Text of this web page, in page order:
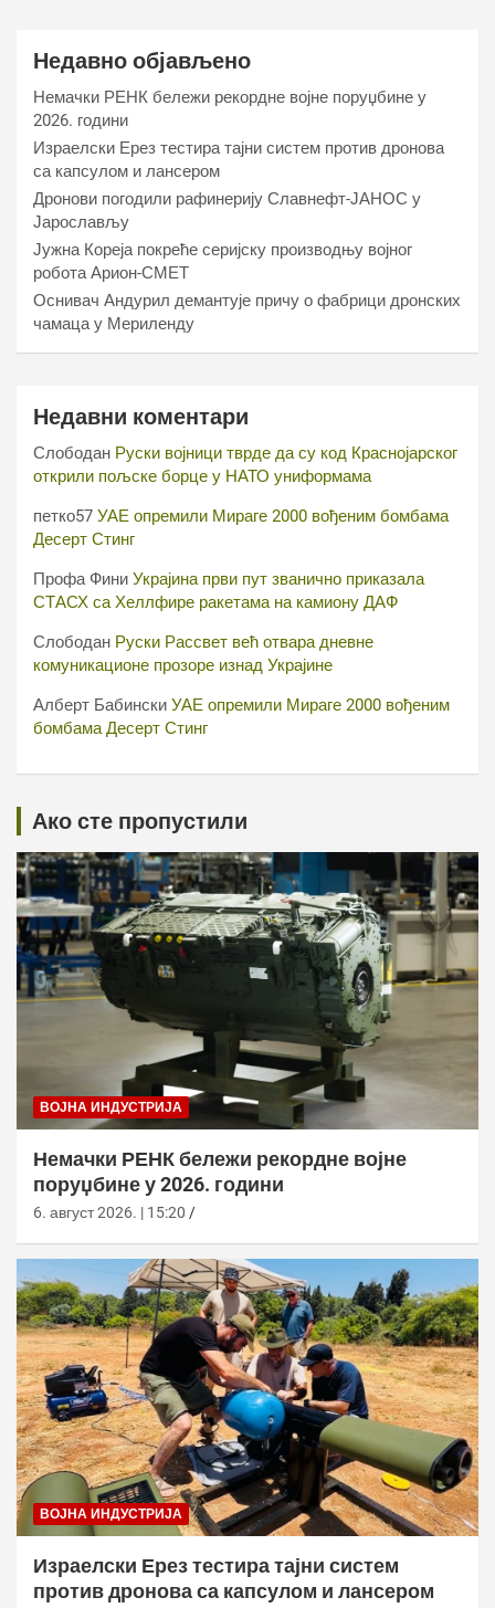
Недавно објављено
Немачки РЕНК бележи рекордне војне поруџбине у
2026. години
Израелски Ерез тестира тајни систем против дронова
са капсулом и лансером
Дронови погодили рафинерију Славнефт-ЈАНОС у
Јарослављу
Јужна Кореја покреће серијску производњу војног
робота Арион-СМЕТ
Оснивач Андурил демантује причу о фабрици дронских
чамаца у Мериленду
Недавни коментари
Слободан Руски војници тврде да су код Краснојарског
открили пољске борце у НАТО униформама
петко57 УАЕ опремили Мираге 2000 вођеним бомбама
Десерт Стинг
Профа Фини Украјина први пут званично приказала
СТАСХ са Хеллфире ракетама на камиону ДАФ
Слободан Руски Рассвет већ отвара дневне
комуникационе прозоре изнад Украјине
Алберт Бабински УАЕ опремили Мираге 2000 вођеним
бомбама Десерт Стинг
Ако сте пропустили
ВОЈНА ИНДУСТРИЈА
Немачки РЕНК бележи рекордне војне
поруџбине у 2026. години
6. август 2026. | 15:20
ВОЈНА ИНДУСТРИЈА
Израелски Ерез тестира тајни систем
против дронова са капсулом и лансером